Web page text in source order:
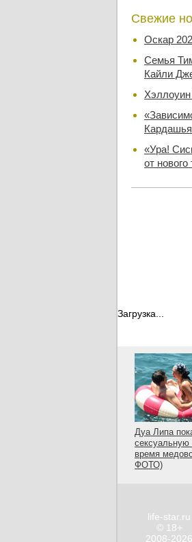
Свежие
Оскар
Семья
Кайли
«Ура!
от
Загрузка...
Дуа Липа
сексуальную
время
ФОТО)
life-star.ru
© 18+
2008-2026